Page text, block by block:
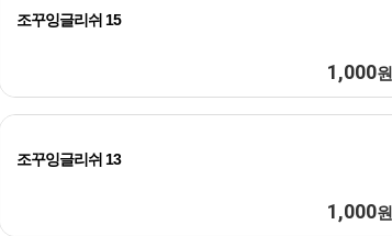
조꾸잉글리쉬 15
1,000원
조꾸잉글리쉬 13
1,000원